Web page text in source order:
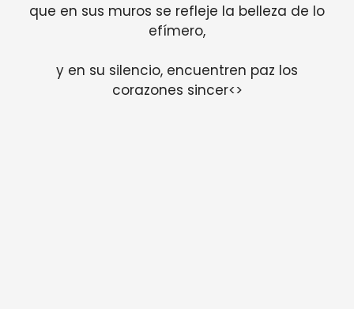
que en sus muros se refleje la belleza de lo
efímero,
y en su silencio, encuentren paz los
corazones sincer<>